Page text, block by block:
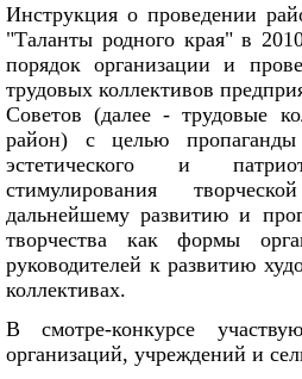
Инструкция о проведении
"Таланты родного края" в
порядок организации и
трудовых коллективов
Советов (далее - трудовые
район) с целью пропаганды
эстетического и
стимулирования
дальнейшему развитию и
творчества как формы
руководителей к развитию
коллективах.
В смотре-конкурсе
организаций, учреждений и